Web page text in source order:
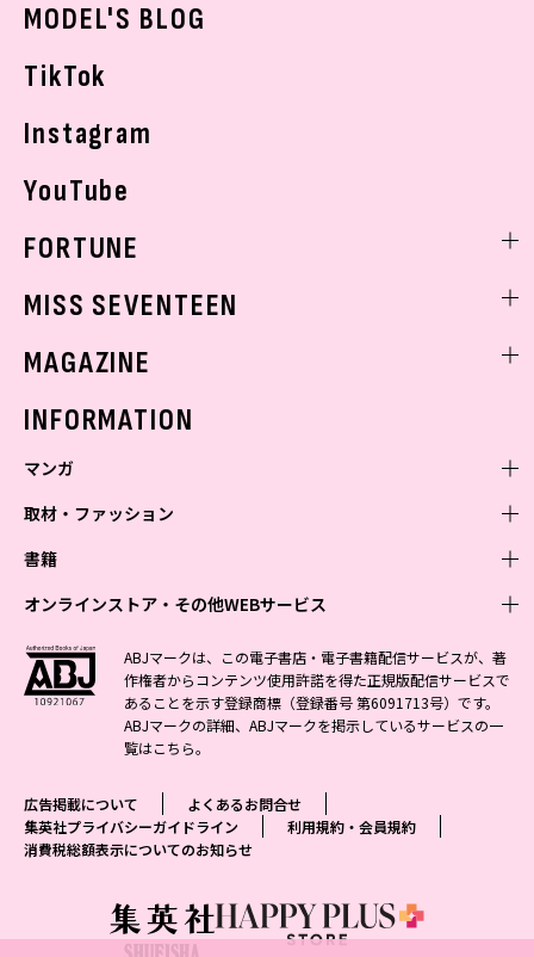
MODEL'S BLOG
TikTok
Instagram
YouTube
FORTUNE
MISS SEVENTEEN
MAGAZINE
INFORMATION
マンガ
少年マンガ
Vジャンプ
最強ジャンプ
少年ジャンプ+
ジャンプTOON
ジャンプルーキー！
S-MANGA
集英社コミック文庫
青年マンガ
ZEBRACK
S-MANGA
集英社ジャンプリミックス
週刊ヤングジャンプ
ヤングジャンプ定期購読デジタル
となりのヤングジャンプ
グランドジャンプ
少女マンガ
ZEBRACK
S-MANGA
集英社コミック文庫
マーガレット
別冊マーガレット
リマコミ
女性マンガ
ジャンプTOON
集英社コミック文庫
マンガMee公式サイト
リマコミ
取材・ファッション
ファッション・美容
BAILA
MAQUIA
eclat
T JAPAN
MEN'S NON-NO
芸能・情報・スポーツ
週プレNEWS
週プレ グラジャパ!
書籍
文芸・文庫・総合
小説すばる
集英社 文芸ステーション
web 集英社文庫
アジア人物史
学芸・ノンフィクション・新書
1日5分で、明日は変わる よみタイ yomitai
集英社学芸部 - 学芸・ノンフィクション
集英社ビジネス書
集英社新書プラス - 知の水先案内人
kotoba
情報・知識＆オピニオン imidas
ライトノベル・ノベライズ
集英社オレンジ文庫
JUMP j-BOOKS
ダッシュエックス文庫公式サイト
集英社Webマガジン コバルト
集英社の児童図書 S-KIDS.LAND
オンラインストア・その他WEBサービス
オンラインストア
OTO
SHUEISHA MANGA-ART HERITAGE
ジャンプキャラクターズストア
HAPPY PLUS STORE
SHUEISHA VOX
LEEマルシェ
eclat premium
その他WEBサービス
集英社アドナビ
集英社エディターズ・ラボ
ABJマークは、この電子書店・電子書籍配信サービスが、著
作権者からコンテンツ使用許諾を得た正規版配信サービスで
あることを示す登録商標（登録番号 第6091713号）です。
ABJマークの詳細、ABJマークを掲示しているサービスの一
覧はこちら。
広告掲載について
よくあるお問合せ
集英社プライバシーガイドライン
利用規約・会員規約
消費税総額表示についてのお知らせ